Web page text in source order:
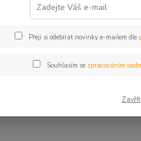
cívka na
Přeji si odebírat novinky e-mailem dle
Souhlasím se zpracováním
Zavřít